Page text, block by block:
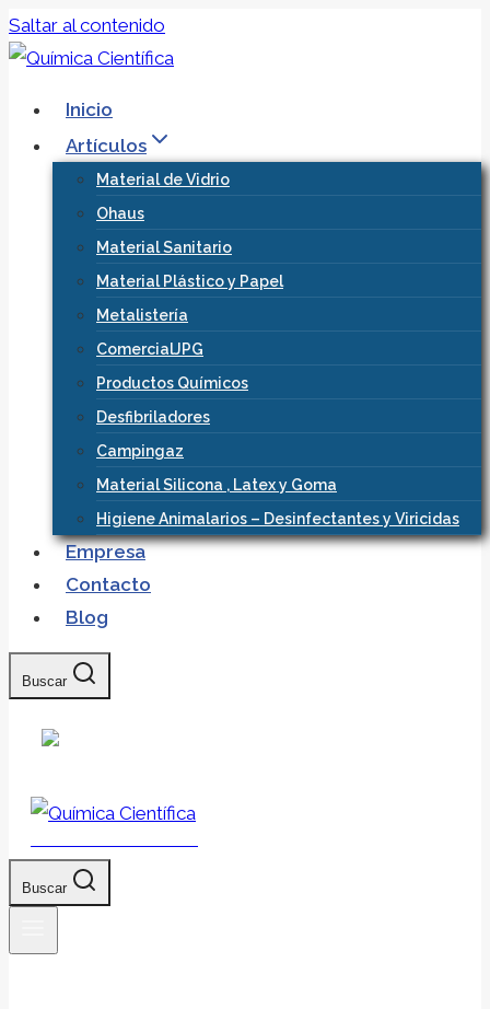
Saltar al contenido
Inicio
Artículos
Material de Vidrio
Ohaus
Material Sanitario
Material Plástico y Papel
Metalistería
ComercialJPG
Productos Químicos
Desfibriladores
Campingaz
Material Silicona , Latex y Goma
Higiene Animalarios – Desinfectantes y Viricidas
Empresa
Contacto
Blog
Buscar
Buscar